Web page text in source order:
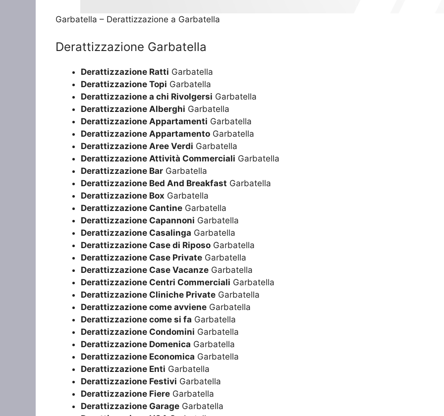
Garbatella – Derattizzazione a Garbatella
Derattizzazione Garbatella
Derattizzazione Ratti Garbatella
Derattizzazione Topi Garbatella
Derattizzazione a chi Rivolgersi Garbatella
Derattizzazione Alberghi Garbatella
Derattizzazione Appartamenti Garbatella
Derattizzazione Appartamento Garbatella
Derattizzazione Aree Verdi Garbatella
Derattizzazione Attività Commerciali Garbatella
Derattizzazione Bar Garbatella
Derattizzazione Bed And Breakfast Garbatella
Derattizzazione Box Garbatella
Derattizzazione Cantine Garbatella
Derattizzazione Capannoni Garbatella
Derattizzazione Casalinga Garbatella
Derattizzazione Case di Riposo Garbatella
Derattizzazione Case Private Garbatella
Derattizzazione Case Vacanze Garbatella
Derattizzazione Centri Commerciali Garbatella
Derattizzazione Cliniche Private Garbatella
Derattizzazione come avviene Garbatella
Derattizzazione come si fa Garbatella
Derattizzazione Condomini Garbatella
Derattizzazione Domenica Garbatella
Derattizzazione Economica Garbatella
Derattizzazione Enti Garbatella
Derattizzazione Festivi Garbatella
Derattizzazione Fiere Garbatella
Derattizzazione Garage Garbatella